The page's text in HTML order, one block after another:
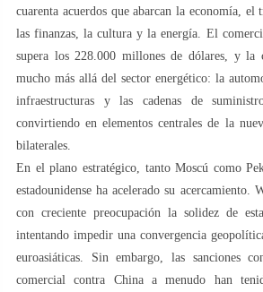
cuarenta acuerdos que abarcan la economía, el
las finanzas, la cultura y la energía. El
supera los 228.000 millones de dólares, y la
mucho más allá del sector energético: la
infraestructuras y las cadenas de
convirtiendo en elementos centrales de la
bilaterales.
En el plano estratégico, tanto Moscú como
estadounidense ha acelerado su acercamiento.
con creciente preocupación la solidez de
intentando impedir una convergencia
euroasiáticas. Sin embargo, las sanciones
comercial contra China a menudo han